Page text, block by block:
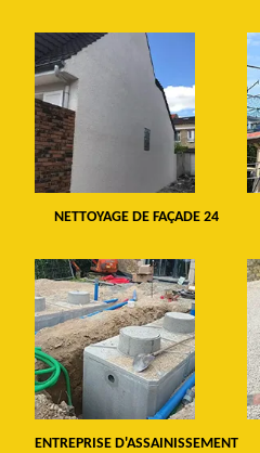
NETTOYAGE DE FAÇADE 24
ENTREPRISE D'ASSAINISSEMENT